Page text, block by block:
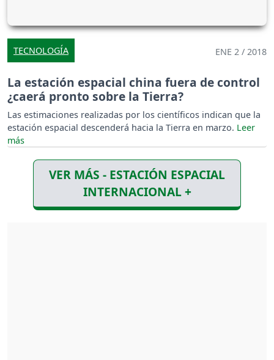
TECNOLOGÍA ENE 2 / 2018
La estación espacial china fuera de control
¿caerá pronto sobre la Tierra?
Las estimaciones realizadas por los científicos indican que la
estación espacial descenderá hacia la Tierra en marzo.
VER MÁS - ESTACIÓN ESPACIAL
INTERNACIONAL +